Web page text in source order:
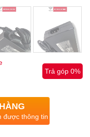
Trả góp 0%
được thông tin